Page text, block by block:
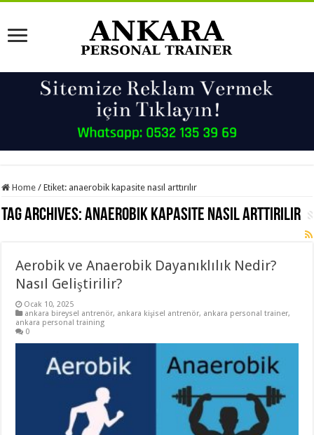
Home / Etiket: anaerobik kapasite nasıl arttırılır
Tag Archives:anaerobik kapasite nasıl arttırılır
Aerobik ve Anaerobik Dayanıklılık Nedir?
Nasıl Geliştirilir?
Ocak 10, 2025
ankara bireysel antrenör, ankara kişisel antrenör, ankara personal trainer,
ankara personal training
0